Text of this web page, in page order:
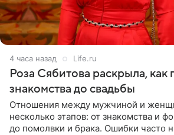
4 часа назад Life.ru
Роза Сябитова раскрыла, как
знакомства до свадьбы
Отношения между мужчиной и
несколько этапов: от знакомства и
до помолвки и брака. Ошибки часто